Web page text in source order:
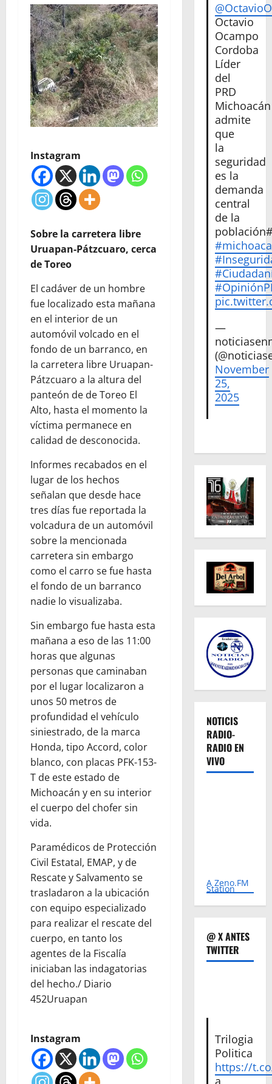
Instagram
Sobre la carretera libre
Uruapan-Pátzcuaro, cerca
de Toreo
El cadáver de un hombre
fue localizado esta mañana
en el interior de un
automóvil volcado en el
fondo de un barranco, en
la carretera libre Uruapan-
Pátzcuaro a la altura del
panteón de de Toreo El
Alto, hasta el momento la
víctima permanece en
calidad de desconocida.
Informes recabados en el
lugar de los hechos
señalan que desde hace
tres días fue reportada la
volcadura de un automóvil
sobre la mencionada
carretera sin embargo
como el carro se fue hasta
el fondo de un barranco
nadie lo visualizaba.
Sin embargo fue hasta esta
mañana a eso de las 11:00
horas que algunas
personas que caminaban
por el lugar localizaron a
unos 50 metros de
profundidad el vehículo
siniestrado, de la marca
Honda, tipo Accord, color
blanco, con placas PFK-153-
T de este estado de
Michoacán y en su interior
el cuerpo del chofer sin
vida.
Paramédicos de Protección
Civil Estatal, EMAP, y de
Rescate y Salvamento se
trasladaron a la ubicación
con equipo especializado
para realizar el rescate del
cuerpo, en tanto los
agentes de la Fiscalía
iniciaban las indagatorias
del hecho./ Diario
452Uruapan
Instagram
Octavio
Ocampo
Cordoba
Líder
del
PRD
Michoacán
admite
que
la
seguridad
es la
demanda
central
de la
—
November
25,
2025
NOTICIS
RADIO-
RADIO EN
VIVO
A Zeno.FM
Station
@ X ANTES
TWITTER
Trilogia
Politica
https://